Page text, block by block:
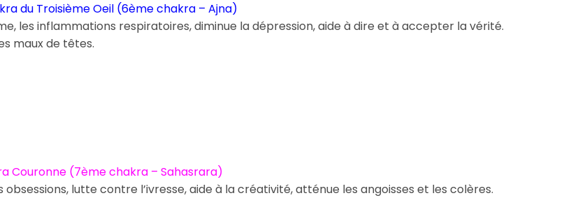
du Troisième Oeil (6ème chakra – Ajna)
les inflammations respiratoires, diminue la dépression, aide à dire et à accepter la vérité.
maux de têtes.
Couronne (7ème chakra – Sahasrara)
obsessions, lutte contre l’ivresse, aide à la créativité, atténue les angoisses et les colères.